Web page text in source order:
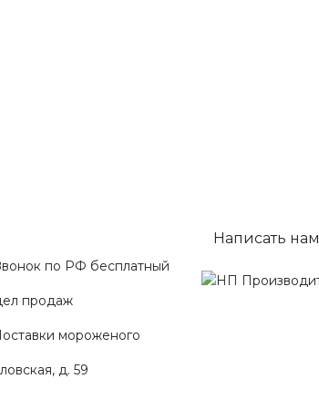
по РФ бесплатный
продаж
мороженого
д. 59
Написать нам